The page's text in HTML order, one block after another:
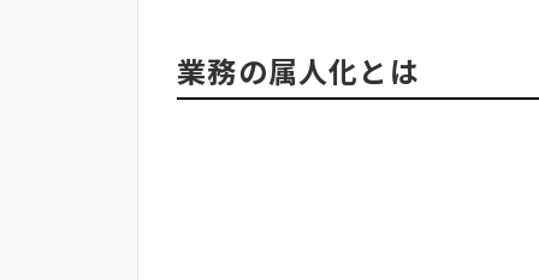
業務の属人化とは